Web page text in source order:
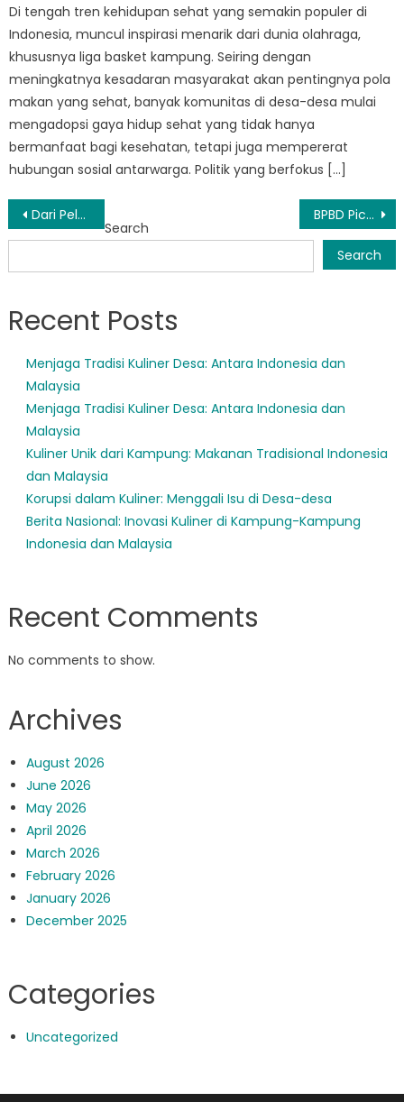
Di tengah tren kehidupan sehat yang semakin populer di
Indonesia, muncul inspirasi menarik dari dunia olahraga,
khususnya liga basket kampung. Seiring dengan
meningkatnya kesadaran masyarakat akan pentingnya pola
makan yang sehat, banyak komunitas di desa-desa mulai
mengadopsi gaya hidup sehat yang tidak hanya
bermanfaat bagi kesehatan, tetapi juga mempererat
hubungan sosial antarwarga. Politik yang berfokus […]
Post
navigation
Dari Pelatihan ke Aksi: Bagaimana BPBD Angsana Membuat Perubahan BPBD Picung: The Frontline Defense Against Natural Disasters in Indonesia
Search
Search
Recent Posts
Menjaga Tradisi Kuliner Desa: Antara Indonesia dan
Malaysia
Menjaga Tradisi Kuliner Desa: Antara Indonesia dan
Malaysia
Kuliner Unik dari Kampung: Makanan Tradisional Indonesia
dan Malaysia
Korupsi dalam Kuliner: Menggali Isu di Desa-desa
Berita Nasional: Inovasi Kuliner di Kampung-Kampung
Indonesia dan Malaysia
Recent Comments
No comments to show.
Archives
August 2026
June 2026
May 2026
April 2026
March 2026
February 2026
January 2026
December 2025
Categories
Uncategorized